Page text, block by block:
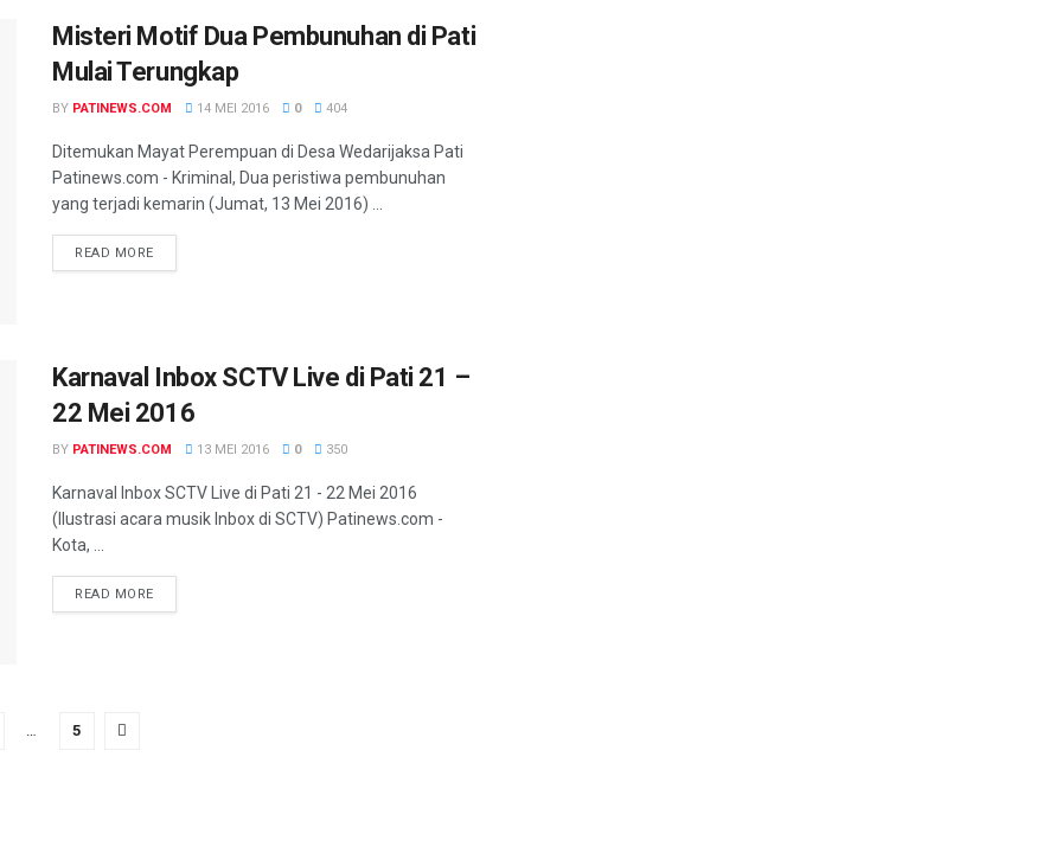
Misteri Motif Dua Pembunuhan di Pati
Mulai Terungkap
BY PATINEWS.COM 14 MEI 2016 0 404
Ditemukan Mayat Perempuan di Desa Wedarijaksa Pati
Patinews.com - Kriminal, Dua peristiwa pembunuhan
yang terjadi kemarin (Jumat, 13 Mei 2016) ...
READ MOREDETAILS
Karnaval Inbox SCTV Live di Pati 21 –
22 Mei 2016
BY PATINEWS.COM 13 MEI 2016 0 350
Karnaval Inbox SCTV Live di Pati 21 - 22 Mei 2016
(Ilustrasi acara musik Inbox di SCTV) Patinews.com -
Kota, ...
READ MOREDETAILS
5